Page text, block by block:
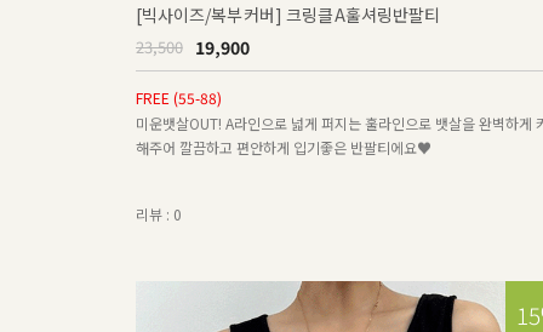
[빅사이즈/복부커버] 크링클A훌셔링반팔티
23,500 19,900
FREE (55-88)
미운뱃살OUT! A라인으로 넓게 퍼지는 훌라인으로 뱃살을 완벽하게
해주어 깔끔하고 편안하게 입기좋은 반팔티에요♥
리뷰 : 0